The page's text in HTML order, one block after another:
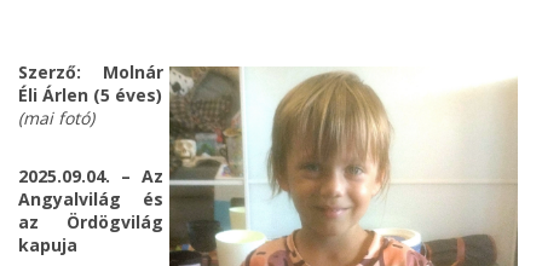
Szerző: Molnár
Éli Árlen (5 éves)
(mai fotó)
2025.09.04. – Az
Angyalvilág és
az Ördögvilág
kapuja